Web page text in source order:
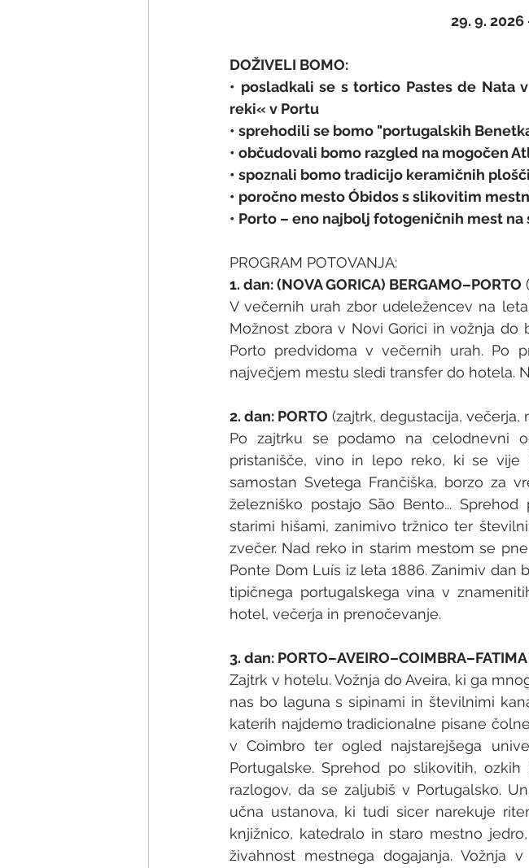
29. 9. 2026
DOŽIVELI BOMO:
• posladkali se s tortico Pastes de
reki« v Portu
• sprehodili se bomo "portugalskih
• občudovali bomo razgled na mogočen
• spoznali bomo tradicijo keramičnih
• poročno mesto Óbidos s slikovitim
• Porto – eno najbolj fotogeničnih mest na
PROGRAM POTOVANJA:
1. dan: (NOVA GORICA) BERGAMO–PORTO
V večernih urah zbor udeležencev na
Možnost zbora v Novi Gorici in vožnja
Porto predvidoma v večernih urah. Po
največjem mestu sledi transfer do hotela.
2. dan: PORTO (zajtrk, degustacija, večerja,
Po zajtrku se podamo na celodnevni
pristanišče, vino in lepo reko, ki se
samostan Svetega Frančiška, borzo za
železniško postajo São Bento...
starimi hišami, zanimivo tržnico ter
zvečer. Nad reko in starim mestom se
Ponte Dom Luís iz leta 1886. Zanimiv
tipičnega portugalskega vina v
hotel, večerja in prenočevanje.
3. dan: PORTO–AVEIRO–COIMBRA–FATIMA
Zajtrk v hotelu. Vožnja do Aveira, ki ga
nas bo laguna s sipinami in številnimi
katerih najdemo tradicionalne pisane
v Coimbro ter ogled najstarejšega
Portugalske. Sprehod po slikovitih,
razlogov, da se zaljubiš v Portugalsko.
učna ustanova, ki tudi sicer narekuje
knjižnico, katedralo in staro mestno
živahnost mestnega dogajanja. Vožnja